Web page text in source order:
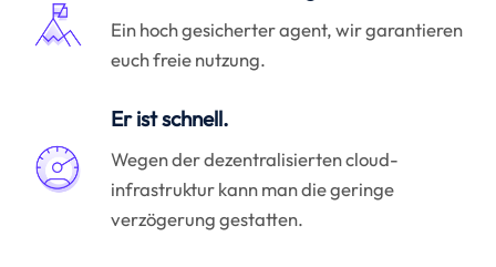
Ein hoch gesicherter agent, wir garantieren
euch freie nutzung.
Er ist schnell.
Wegen der dezentralisierten cloud-
infrastruktur kann man die geringe
verzögerung gestatten.